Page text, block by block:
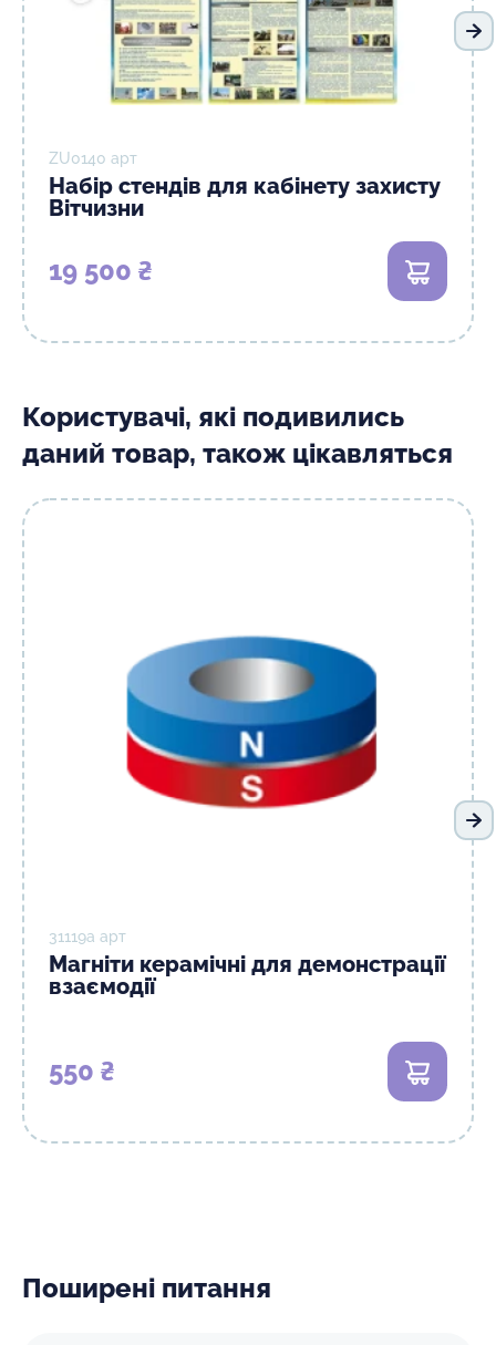
ZU0140 арт
Набір стендів для кабінету захисту
Вітчизни
19 500 ₴ В кошик
Користувачі, які подивились
даний товар, також цікавляться
31119а арт
Магніти керамічні для демонстрації
взаємодії
550 ₴ В кошик
Поширені питання